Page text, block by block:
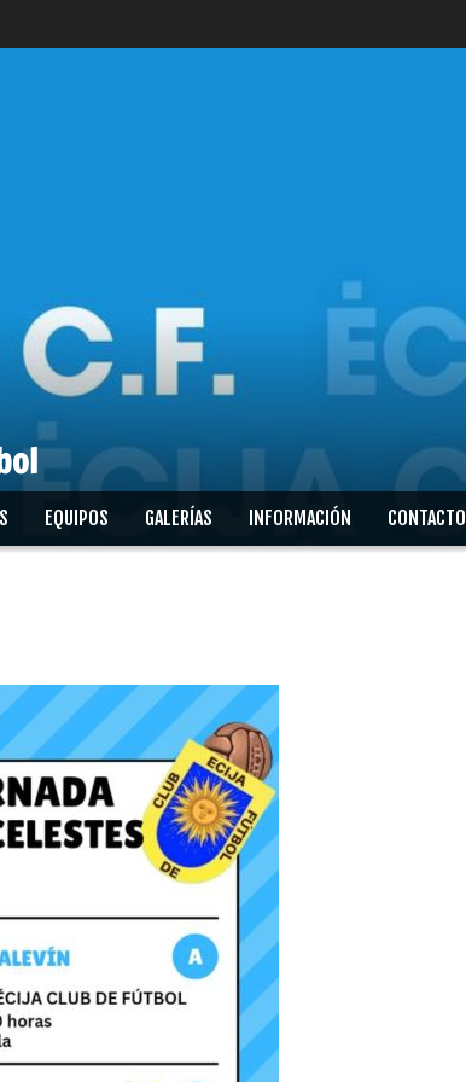
EQUIPOS GALERÍAS INFORMACIÓN CONTACTO